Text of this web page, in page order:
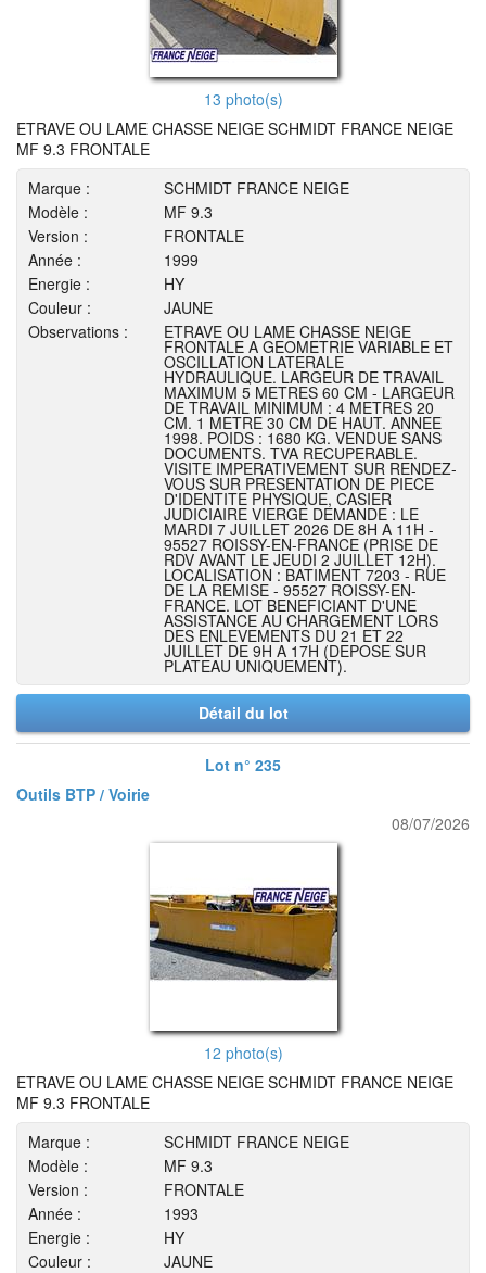
13 photo(s)
ETRAVE OU LAME CHASSE NEIGE SCHMIDT FRANCE NEIGE
MF 9.3 FRONTALE
Marque :
SCHMIDT FRANCE NEIGE
Modèle :
MF 9.3
Version :
FRONTALE
Année :
1999
Energie :
HY
Couleur :
JAUNE
Observations :
ETRAVE OU LAME CHASSE NEIGE
FRONTALE A GEOMETRIE VARIABLE ET
OSCILLATION LATERALE
HYDRAULIQUE. LARGEUR DE TRAVAIL
MAXIMUM 5 METRES 60 CM - LARGEUR
DE TRAVAIL MINIMUM : 4 METRES 20
CM. 1 METRE 30 CM DE HAUT. ANNEE
1998. POIDS : 1680 KG. VENDUE SANS
DOCUMENTS. TVA RECUPERABLE.
VISITE IMPERATIVEMENT SUR RENDEZ-
VOUS SUR PRESENTATION DE PIECE
D'IDENTITE PHYSIQUE, CASIER
JUDICIAIRE VIERGE DEMANDE : LE
MARDI 7 JUILLET 2026 DE 8H A 11H -
95527 ROISSY-EN-FRANCE (PRISE DE
RDV AVANT LE JEUDI 2 JUILLET 12H).
LOCALISATION : BATIMENT 7203 - RUE
DE LA REMISE - 95527 ROISSY-EN-
FRANCE. LOT BENEFICIANT D'UNE
ASSISTANCE AU CHARGEMENT LORS
DES ENLEVEMENTS DU 21 ET 22
JUILLET DE 9H A 17H (DEPOSE SUR
PLATEAU UNIQUEMENT).
Détail du lot
Lot n° 235
Outils BTP / Voirie
08/07/2026
12 photo(s)
ETRAVE OU LAME CHASSE NEIGE SCHMIDT FRANCE NEIGE
MF 9.3 FRONTALE
Marque :
SCHMIDT FRANCE NEIGE
Modèle :
MF 9.3
Version :
FRONTALE
Année :
1993
Energie :
HY
Couleur :
JAUNE